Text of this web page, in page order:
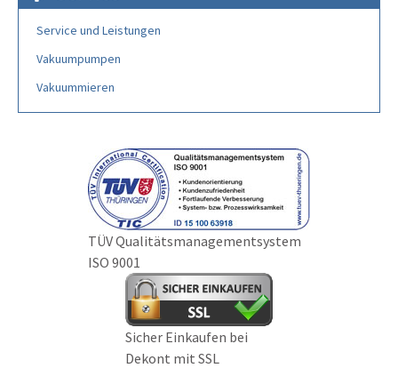
Service und Leistungen
Vakuumpumpen
Vakuummieren
TÜV Qualitätsmanagementsystem
ISO 9001
Sicher Einkaufen bei
Dekont mit SSL